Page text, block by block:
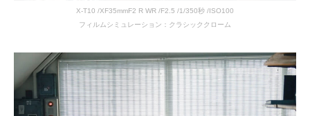
X-T10 /XF35mmF2 R WR /F2.5 /1/350秒 /ISO100
フィルムシミュレーション：クラシッククローム